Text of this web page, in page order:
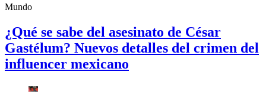
Mundo
¿Qué se sabe del asesinato de César
Gastélum? Nuevos detalles del crimen del
influencer mexicano